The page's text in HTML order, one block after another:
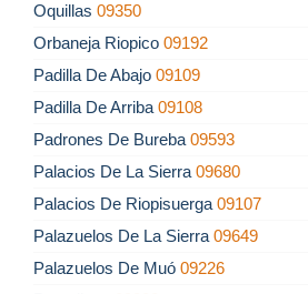
Oquillas 09350
Orbaneja Riopico 09192
Padilla De Abajo 09109
Padilla De Arriba 09108
Padrones De Bureba 09593
Palacios De La Sierra 09680
Palacios De Riopisuerga 09107
Palazuelos De La Sierra 09649
Palazuelos De Muó 09226